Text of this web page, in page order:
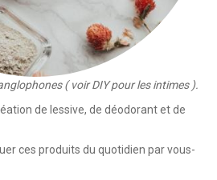
( voir DIY pour les intimes ).
de lessive, de déodorant et de
ces produits du quotidien par vous-